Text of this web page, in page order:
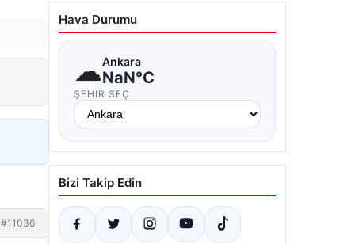
#11036
Hava Durumu
☁Ankara
NaN°C
ŞEHIR SEÇ
Bizi Takip Edin